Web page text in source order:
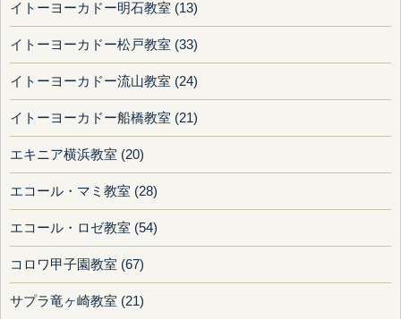
イトーヨーカドー明石教室 (13)
イトーヨーカドー松戸教室 (33)
イトーヨーカドー流山教室 (24)
イトーヨーカドー船橋教室 (21)
エキニア横浜教室 (20)
エコール・マミ教室 (28)
エコール・ロゼ教室 (54)
コロワ甲子園教室 (67)
サプラ竜ヶ崎教室 (21)